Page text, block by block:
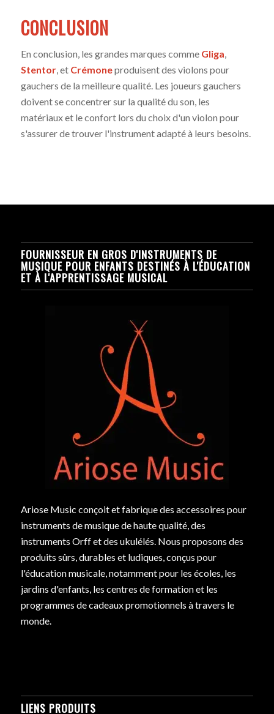
CONCLUSION
En conclusion, les grandes marques comme Gliga,
Stentor, et Crémoneproduisent des violons pour
gauchers de la meilleure qualité. Les joueurs gauchers
doivent se concentrer sur la qualité du son, les
matériaux et le confort lors du choix d'un violon pour
s'assurer de trouver l'instrument adapté à leurs besoins.
FOURNISSEUR EN GROS D'INSTRUMENTS DE
MUSIQUE POUR ENFANTS DESTINÉS À L'ÉDUCATION
ET À L'APPRENTISSAGE MUSICAL
Ariose Music conçoit et fabrique des accessoires pour
instruments de musique de haute qualité, des
instruments Orff et des ukulélés. Nous proposons des
produits sûrs, durables et ludiques, conçus pour
l'éducation musicale, notamment pour les écoles, les
jardins d'enfants, les centres de formation et les
programmes de cadeaux promotionnels à travers le
monde.
LIENS PRODUITS